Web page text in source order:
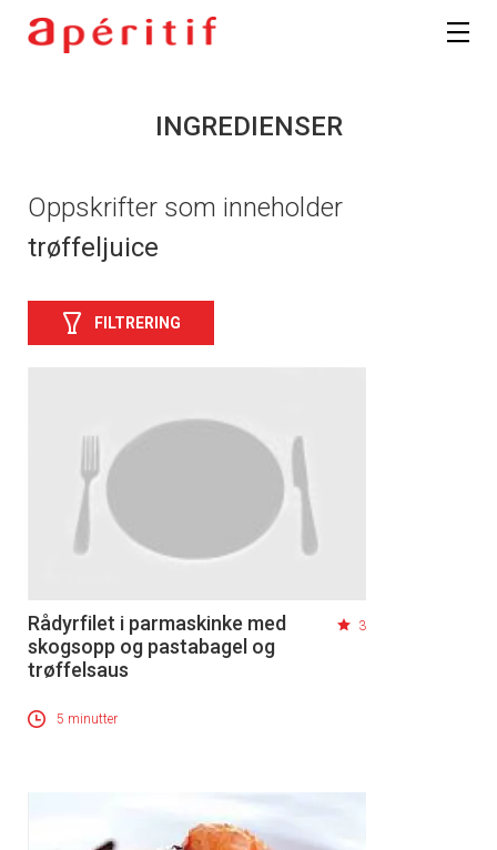
INGREDIENSER
Oppskrifter som inneholder
trøffeljuice
FILTRERING
Rådyrfilet i parmaskinke med
skogsopp og pastabagel og
trøffelsaus
3
5 minutter